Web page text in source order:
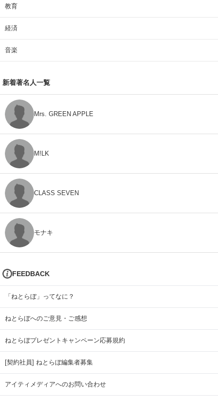
教育
経済
音楽
新着著名人一覧
Mrs. GREEN APPLE
M!LK
CLASS SEVEN
モナキ
FEEDBACK
「ねとらぼ」ってなに？
ねとらぼへのご意見・ご感想
ねとらぼプレゼントキャンペーン応募規約
[契約社員] ねとらぼ編集者募集
アイティメディアへのお問い合わせ